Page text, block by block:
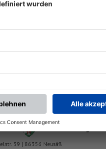
39 | 86356 Neusäß